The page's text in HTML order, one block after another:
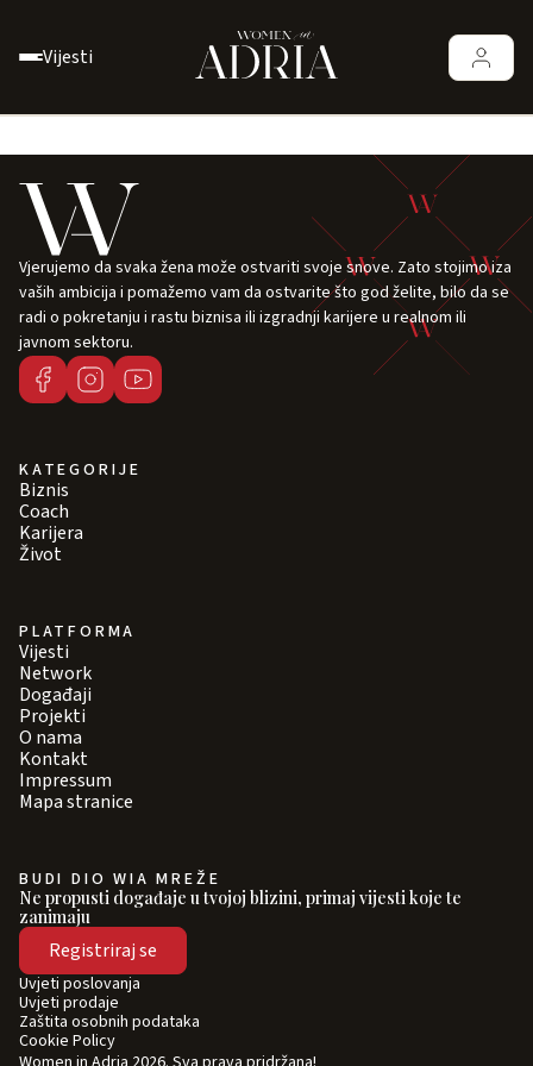
Vijesti
Vjerujemo da svaka žena može ostvariti svoje snove. Zato stojimo iza
vaših ambicija i pomažemo vam da ostvarite što god želite, bilo da se
radi o pokretanju i rastu biznisa ili izgradnji karijere u realnom ili
javnom sektoru.
KATEGORIJE
Biznis
Coach
Karijera
Život
PLATFORMA
Vijesti
Network
Događaji
Projekti
O nama
Kontakt
Impressum
Mapa stranice
BUDI DIO WIA MREŽE
Ne propusti događaje u tvojoj blizini, primaj vijesti koje te
zanimaju
Registriraj se
Uvjeti poslovanja
Uvjeti prodaje
Zaštita osobnih podataka
Cookie Policy